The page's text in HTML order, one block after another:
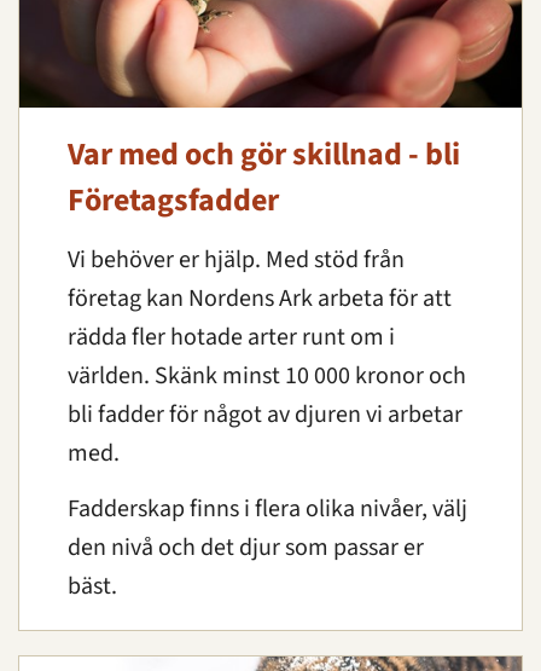
Var med och gör skillnad - bli
Företagsfadder
Vi behöver er hjälp. Med stöd från
företag kan Nordens Ark arbeta för att
rädda fler hotade arter runt om i
världen. Skänk minst 10 000 kronor och
bli fadder för något av djuren vi arbetar
med.
Fadderskap finns i flera olika nivåer, välj
den nivå och det djur som passar er
bäst.